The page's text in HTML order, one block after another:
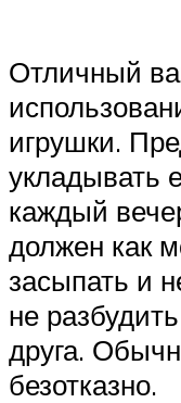
Отличный
игрушки.
укладывать
каждый
должен как
засыпать и
не
друга.
безотказно.